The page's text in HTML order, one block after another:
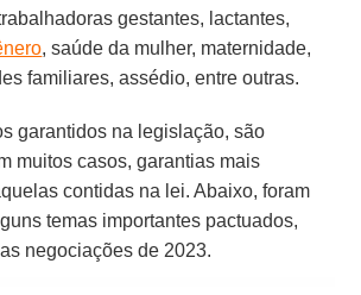
gestantes, lactantes,
, saúde da mulher, maternidade,
familiares, assédio, entre outras.
garantidos na legislação, são
muitos casos, garantias mais
contidas na lei. Abaixo, foram
temas importantes pactuados,
negociações de 2023.